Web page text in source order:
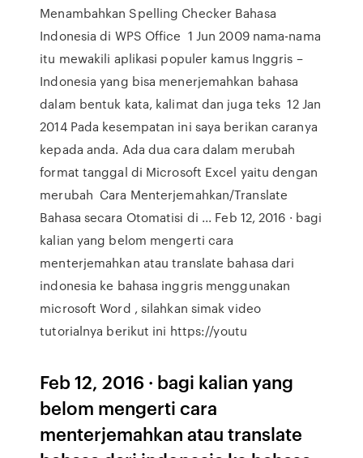
Menambahkan Spelling Checker Bahasa
Indonesia di WPS Office 1 Jun 2009 nama-nama
itu mewakili aplikasi populer kamus Inggris –
Indonesia yang bisa menerjemahkan bahasa
dalam bentuk kata, kalimat dan juga teks 12 Jan
2014 Pada kesempatan ini saya berikan caranya
kepada anda. Ada dua cara dalam merubah
format tanggal di Microsoft Excel yaitu dengan
merubah Cara Menterjemahkan/Translate
Bahasa secara Otomatisi di ... Feb 12, 2016 · bagi
kalian yang belom mengerti cara
menterjemahkan atau translate bahasa dari
indonesia ke bahasa inggris menggunakan
microsoft Word , silahkan simak video
tutorialnya berikut ini https://youtu
Feb 12, 2016 · bagi kalian yang
belom mengerti cara
menterjemahkan atau translate